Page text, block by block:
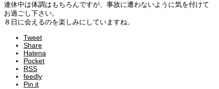
連休中は体調はもちろんですが、事故に遭わないように気を付けて
お過ごし下さい。
８日に会えるのを楽しみにしていますね。
Tweet
Share
Hatena
Pocket
RSS
feedly
Pin it